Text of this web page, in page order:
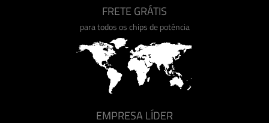
FRETE GRÁTIS
para todos os chips de potência
EMPRESA LÍDER